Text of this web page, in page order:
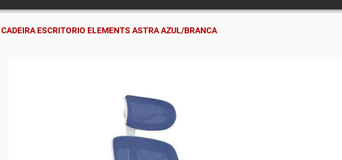
CADEIRA ESCRITORIO ELEMENTS ASTRA AZUL/BRANCA